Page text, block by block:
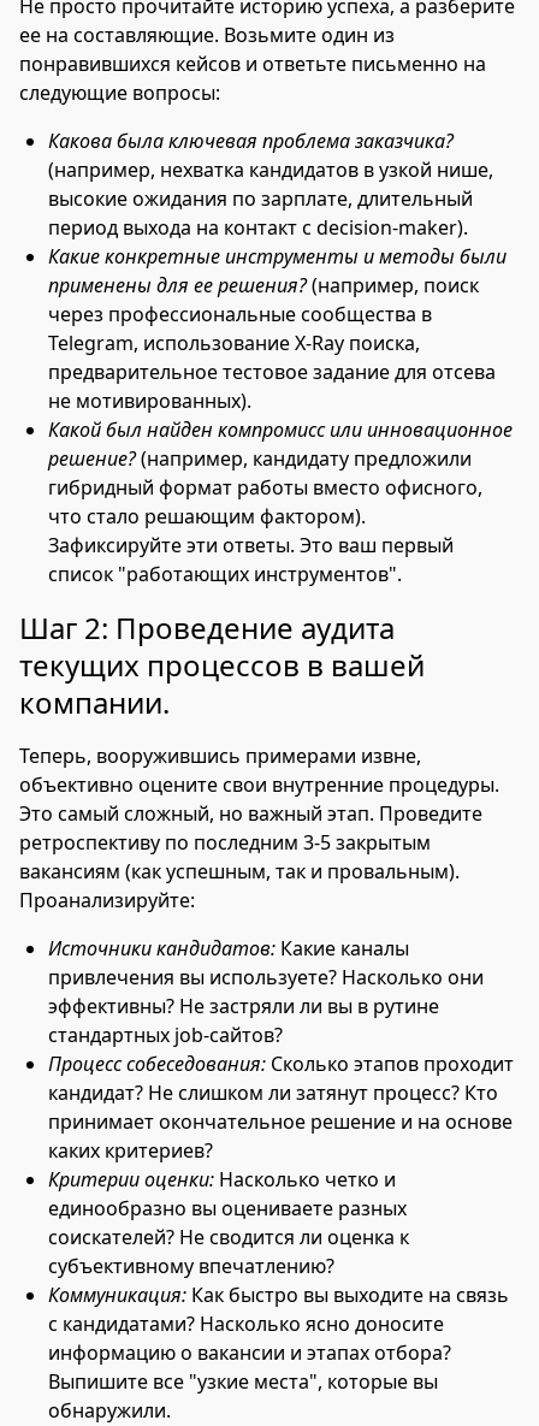
Не просто прочитайте историю успеха, а разберите
ее на составляющие. Возьмите один из
понравившихся кейсов и ответьте письменно на
следующие вопросы:
Какова была ключевая проблема заказчика?
(например, нехватка кандидатов в узкой нише,
высокие ожидания по зарплате, длительный
период выхода на контакт с decision-maker).
Какие конкретные инструменты и методы были
применены для ее решения?(например, поиск
через профессиональные сообщества в
Telegram, использование X-Ray поиска,
предварительное тестовое задание для отсева
не мотивированных).
Какой был найден компромисс или инновационное
решение?(например, кандидату предложили
гибридный формат работы вместо офисного,
что стало решающим фактором).
Зафиксируйте эти ответы. Это ваш первый
список "работающих инструментов".
Шаг 2: Проведение аудита
текущих процессов в вашей
компании.
Теперь, вооружившись примерами извне,
объективно оцените свои внутренние процедуры.
Это самый сложный, но важный этап. Проведите
ретроспективу по последним 3-5 закрытым
вакансиям (как успешным, так и провальным).
Проанализируйте:
Источники кандидатов: Какие каналы
привлечения вы используете? Насколько они
эффективны? Не застряли ли вы в рутине
стандартных job-сайтов?
Процесс собеседования: Сколько этапов проходит
кандидат? Не слишком ли затянут процесс? Кто
принимает окончательное решение и на основе
каких критериев?
Критерии оценки: Насколько четко и
единообразно вы оцениваете разных
соискателей? Не сводится ли оценка к
субъективному впечатлению?
Коммуникация: Как быстро вы выходите на связь
с кандидатами? Насколько ясно доносите
информацию о вакансии и этапах отбора?
Выпишите все "узкие места", которые вы
обнаружили.